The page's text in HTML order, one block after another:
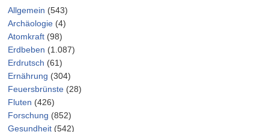
Allgemein (543)
Archäologie (4)
Atomkraft (98)
Erdbeben (1.087)
Erdrutsch (61)
Ernährung (304)
Feuersbrünste (28)
Fluten (426)
Forschung (852)
Gesundheit (542)